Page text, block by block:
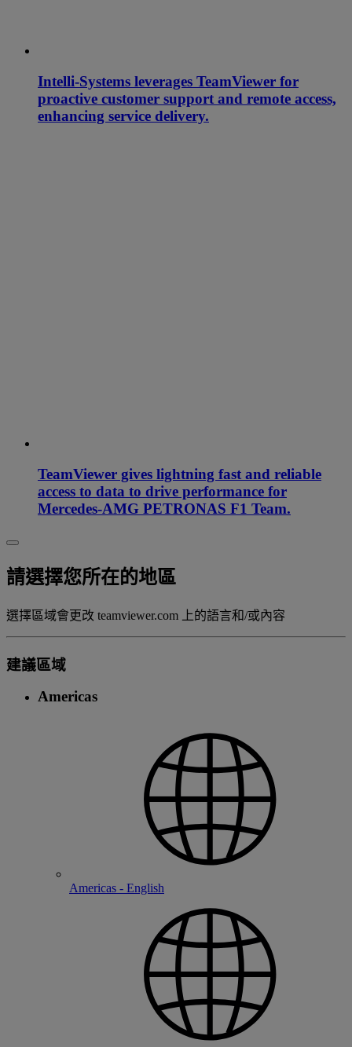
Intelli-Systems leverages TeamViewer for
proactive customer support and remote access,
enhancing service delivery.
TeamViewer gives lightning fast and reliable
access to data to drive performance for
Mercedes-AMG PETRONAS F1 Team.
請選擇您所在的地區
選擇區域會更改 teamviewer.com 上的語言和/或內容
建議區域
Americas
Americas - English